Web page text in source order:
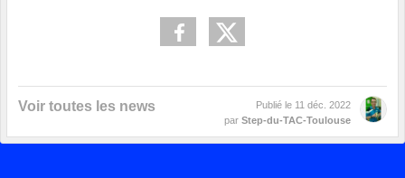
Voir toutes les news Publié le 11 déc. 2022
par Step-du-TAC-Toulouse